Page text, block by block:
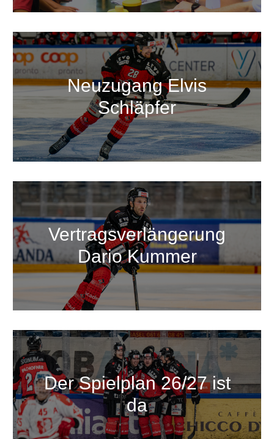
Neuzugang Elvis
Schläpfer
Vertragsverlängerung
Dario Kummer
Der Spielplan 26/27 ist
da